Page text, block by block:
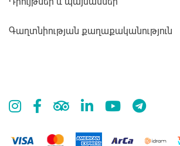
Գաղտնիության քաղաքականություն